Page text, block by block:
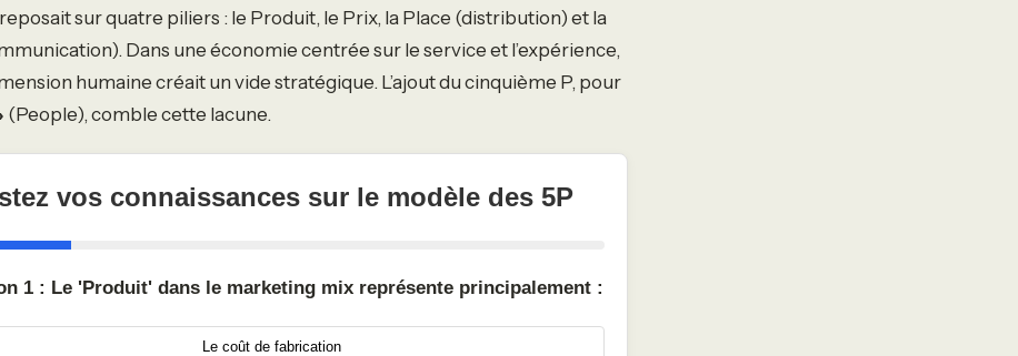
sur quatre piliers : le Produit, le Prix, la Place (distribution) et la
Dans une économie centrée sur le service et l’expérience,
humaine créait un vide stratégique. L’ajout du cinquième P, pour
(People), comble cette lacune.
vos connaissances sur le modèle des 5P
1 : Le 'Produit' dans le marketing mix représente principalement :
Le coût de fabrication